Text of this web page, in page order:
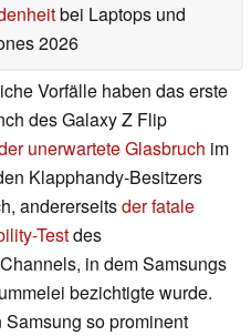
bei Laptops und
2026
Vorfälle haben das erste
des Galaxy Z Flip
unerwartete Glasbruch im
Klapphandy-Besitzers
andererseitsder fatale
Testdes
in dem Samsungs
bezichtigte wurde.
so prominent